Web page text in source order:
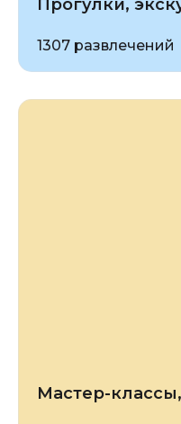
Прогулки,
1307 развлечений
Мастер-